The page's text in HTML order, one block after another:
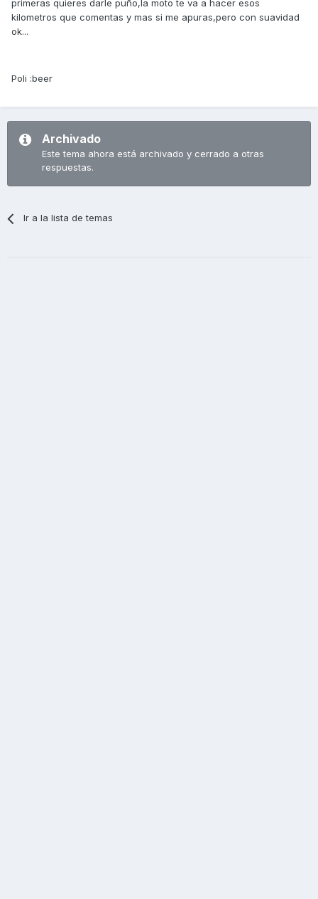
primeras quieres darle puño,la moto te va a hacer esos
kilometros que comentas y mas si me apuras,pero con suavidad
ok...
Poli :beer
Archivado
Este tema ahora está archivado y cerrado a otras
respuestas.
Ir a la lista de temas